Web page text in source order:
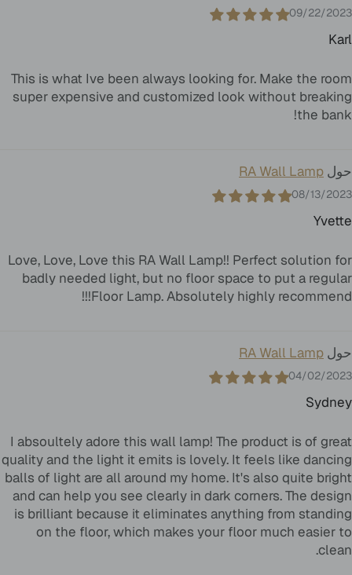
09/22/2023
Karl
This is what Ive been always looking for. Make the room
super expensive and customized look without breaking
the bank!
RA Wall Lamp
08/13/2023
Yvette
Love, Love, Love this RA Wall Lamp!! Perfect solution for
badly needed light, but no floor space to put a regular
Floor Lamp. Absolutely highly recommend!!!
RA Wall Lamp
04/02/2023
Sydney
I absoultely adore this wall lamp! The product is of great
quality and the light it emits is lovely. It feels like dancing
balls of light are all around my home. It's also quite bright
and can help you see clearly in dark corners. The design
is brilliant because it eliminates anything from standing
on the floor, which makes your floor much easier to
clean.